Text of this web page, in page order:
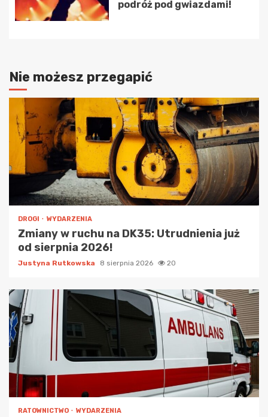
podróż pod gwiazdami!
Nie możesz przegapić
DROGI WYDARZENIA
Zmiany w ruchu na DK35: Utrudnienia już
od sierpnia 2026!
Justyna Rutkowska 8 sierpnia 2026 20
RATOWNICTWO WYDARZENIA